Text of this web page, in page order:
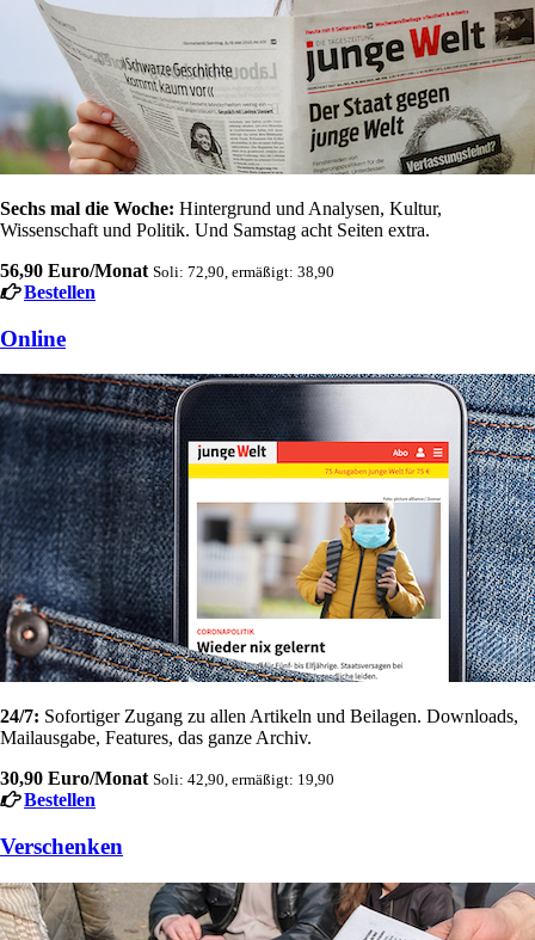
Sechs mal die Woche: Hintergrund und Analysen, Kultur,
Wissenschaft und Politik. Und Samstag acht Seiten extra.
56,90 Euro/Monat Soli: 72,90, ermäßigt: 38,90
Bestellen
Online
24/7: Sofortiger Zugang zu allen Artikeln und Beilagen. Downloads,
Mailausgabe, Features, das ganze Archiv.
30,90 Euro/Monat Soli: 42,90, ermäßigt: 19,90
Bestellen
Verschenken